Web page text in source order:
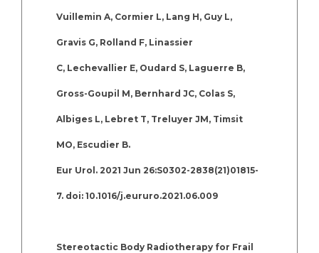
Vuillemin A, Cormier L, Lang H, Guy L,
Gravis G, Rolland F, Linassier
C, Lechevallier E, Oudard S, Laguerre B,
Gross-Goupil M, Bernhard JC, Colas S,
Albiges L, Lebret T, Treluyer JM, Timsit
MO, Escudier B.
Eur Urol. 2021 Jun 26:S0302-2838(21)01815-
7. doi: 10.1016/j.eururo.2021.06.009
Stereotactic Body Radiotherapy for Frail